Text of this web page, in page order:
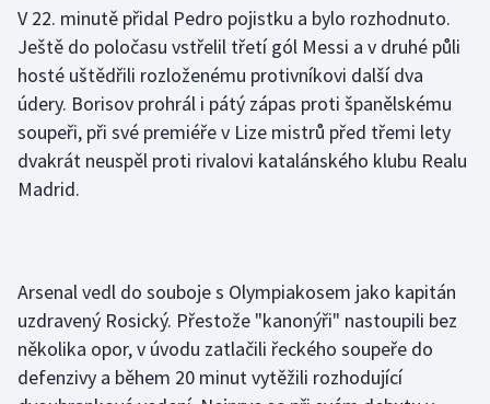
Judo
Krasobruslení
Lezení
Lyže a snowboard
Motorsport
Olympijské hry
Parasport
V 22. minutě přidal Pedro pojistku a bylo rozhodnuto.
Ještě do poločasu vstřelil třetí gól Messi a v druhé půli
hosté uštědřili rozloženému protivníkovi další dva
údery. Borisov prohrál i pátý zápas proti španělskému
soupeři, při své premiéře v Lize mistrů před třemi lety
dvakrát neuspěl proti rivalovi katalánského klubu Realu
Madrid.
Arsenal vedl do souboje s Olympiakosem jako kapitán
uzdravený Rosický. Přestože "kanonýři" nastoupili bez
několika opor, v úvodu zatlačili řeckého soupeře do
defenzivy a během 20 minut vytěžili rozhodující